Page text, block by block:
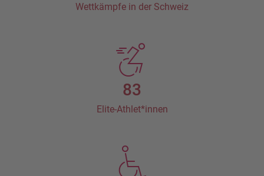
Wettkämpfe in der Schweiz
83
Elite-Athlet*innen